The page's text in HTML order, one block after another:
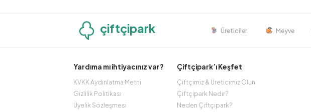
çiftçipark Üreticiler Meyve
Yardıma mı ihtiyacınız var?
KVKK Aydınlatma Metni
Gizlilik Politikası
Üyelik Sözleşmesi
Çiftçipark’ı Keşfet
Çiftçimiz & Üreticimiz Olun
Çiftçipark Nedir?
Neden Çiftçipark?